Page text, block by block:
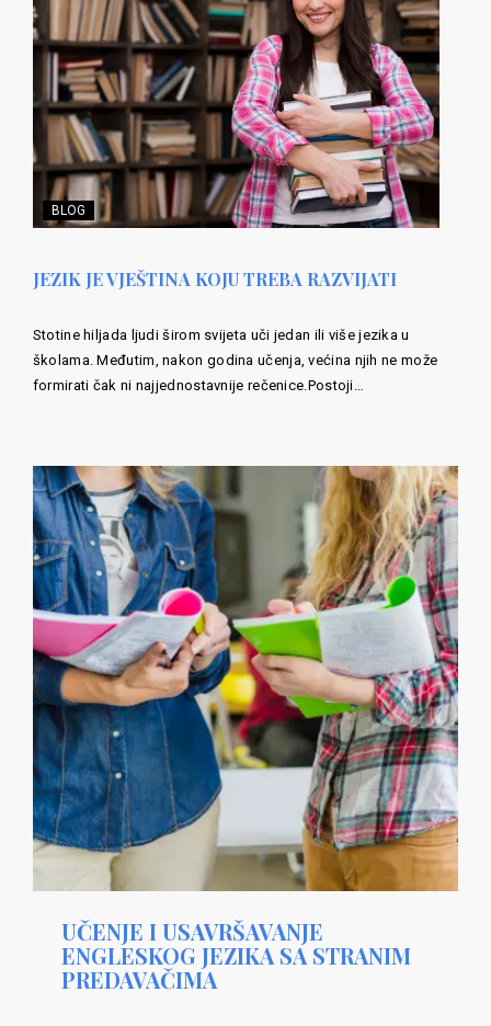
BLOG
JEZIK JE VJEŠTINA KOJU TREBA RAZVIJATI
Stotine hiljada ljudi širom svijeta uči jedan ili više jezika u
školama. Međutim, nakon godina učenja, većina njih ne može
formirati čak ni najjednostavnije rečenice.Postoji…
UČENJE I USAVRŠAVANJE
ENGLESKOG JEZIKA SA STRANIM
PREDAVAČIMA